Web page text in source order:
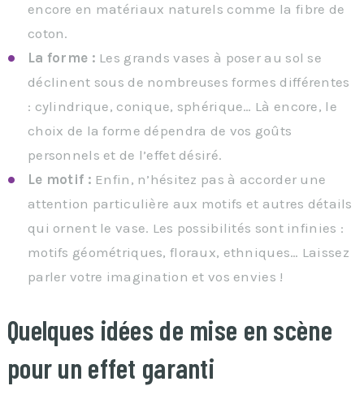
encore en matériaux naturels comme la fibre de
coton.
La forme : Les grands vases à poser au sol se
déclinent sous de nombreuses formes différentes
: cylindrique, conique, sphérique… Là encore, le
choix de la forme dépendra de vos goûts
personnels et de l’effet désiré.
Le motif : Enfin, n’hésitez pas à accorder une
attention particulière aux motifs et autres détails
qui ornent le vase. Les possibilités sont infinies :
motifs géométriques, floraux, ethniques… Laissez
parler votre imagination et vos envies !
Quelques idées de mise en scène
pour un effet garanti